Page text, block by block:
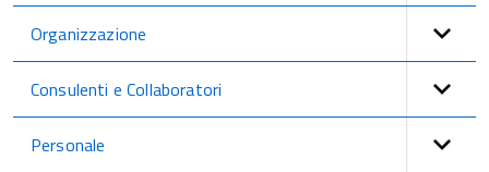
Organizzazione
Consulenti e Collaboratori
Personale